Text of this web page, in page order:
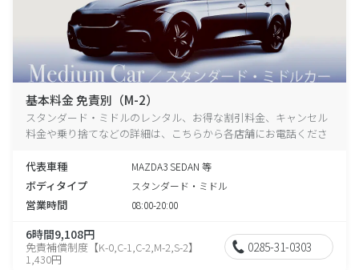
基本料金 免責別（M-2）
スタンダード・ミドルのレンタル、お得な割引料金、キャンセル
料金や乗り捨てなどの詳細は、こちらから各店舗にお電話くださ
代表車種
MAZDA3 SEDAN 等
ボディタイプ スタンダード・ミドル
営業時間 08:00-20:00
6時間9,108円
免責補償制度【K-0,C-1,C-2,M-2,S-2】
1,430円
0285-31-0303